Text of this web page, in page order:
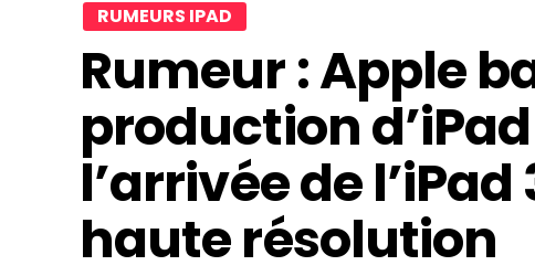
RUMEURS IPAD
Rumeur : Apple
production
l’arrivée de
haute résolution